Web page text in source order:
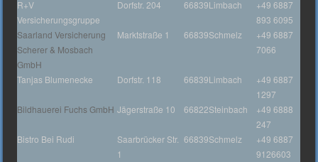
R+V
Versicherungsgruppe
Dorfstr. 204 66839Limbach
+49 6887
893 6095
Saarland Versicherung
Scherer & Mosbach
GmbH
Marktstraße 1 66839Schmelz
+49 6887
7066
Tanjas Blumenecke Dorfstr. 118 66839Limbach
+49 6887
1297
Bildhauerei Fuchs GmbH Jägerstraße 10 66822Steinbach
+49 6888
247
Bistro Bei Rudi
Saarbrücker Str.
1
66839Schmelz
+49 6887
9126603